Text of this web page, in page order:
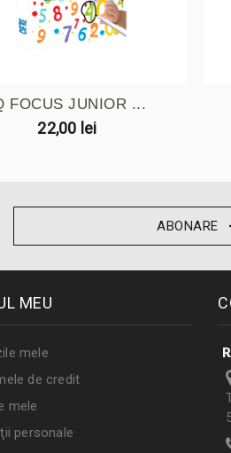
FOCUS JUNIOR ...
22,00 lei
ABONARE
MEU
mele
de credit
mele
personale